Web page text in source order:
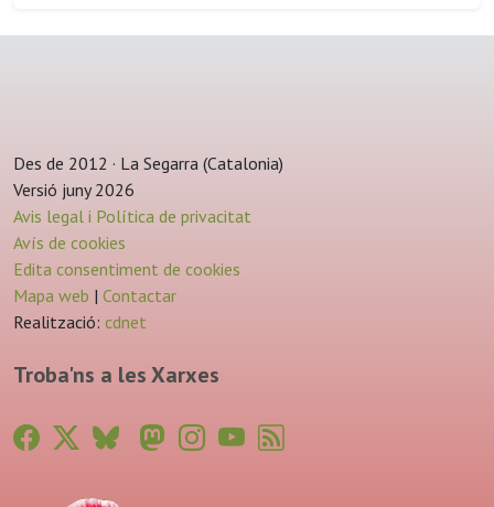
Des de 2012 · La Segarra (Catalonia)
Versió juny 2026
Avis legal i Política de privacitat
Avís de cookies
Edita consentiment de cookies
Mapa web | Contactar
Realització: cdnet
Troba'ns a les Xarxes